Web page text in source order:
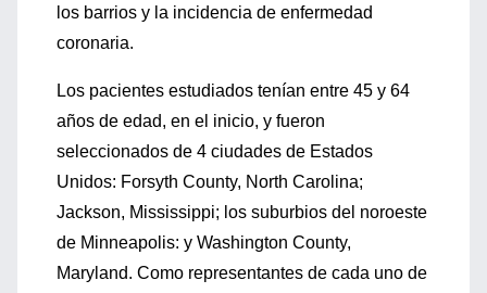
los barrios y la incidencia de enfermedad
coronaria.
Los pacientes estudiados tenían entre 45 y 64
años de edad, en el inicio, y fueron
seleccionados de 4 ciudades de Estados
Unidos: Forsyth County, North Carolina;
Jackson, Mississippi; los suburbios del noroeste
de Minneapolis: y Washington County,
Maryland. Como representantes de cada uno de